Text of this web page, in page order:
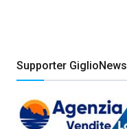
Supporter GiglioNews